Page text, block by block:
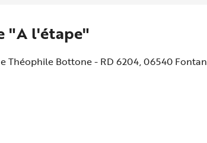
"A l'étape"
Théophile Bottone - RD 6204, 06540 Fontan